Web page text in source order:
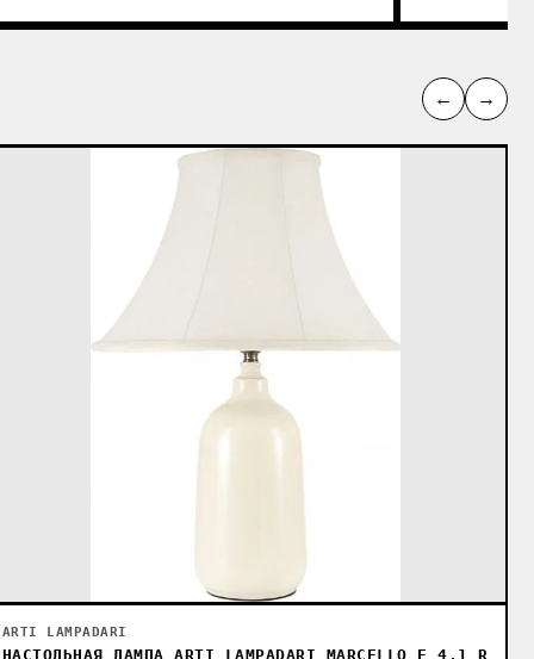
← →
ARTI LAMPADARI
НАСТОЛЬНАЯ ЛАМПА ARTI LAMPADARI MARCELLO E 4.1 R